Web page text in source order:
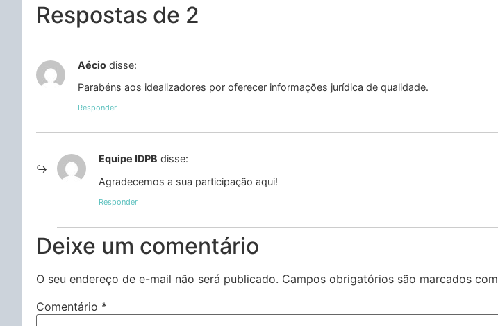
Respostas de 2
Aécio disse:
Parabéns aos idealizadores por oferecer informações jurídica de qualidade.
Responder
Equipe IDPB disse:
Agradecemos a sua participação aqui!
Responder
Deixe um comentário
O seu endereço de e-mail não será publicado. Campos obrigatórios são marcados com
Comentário *